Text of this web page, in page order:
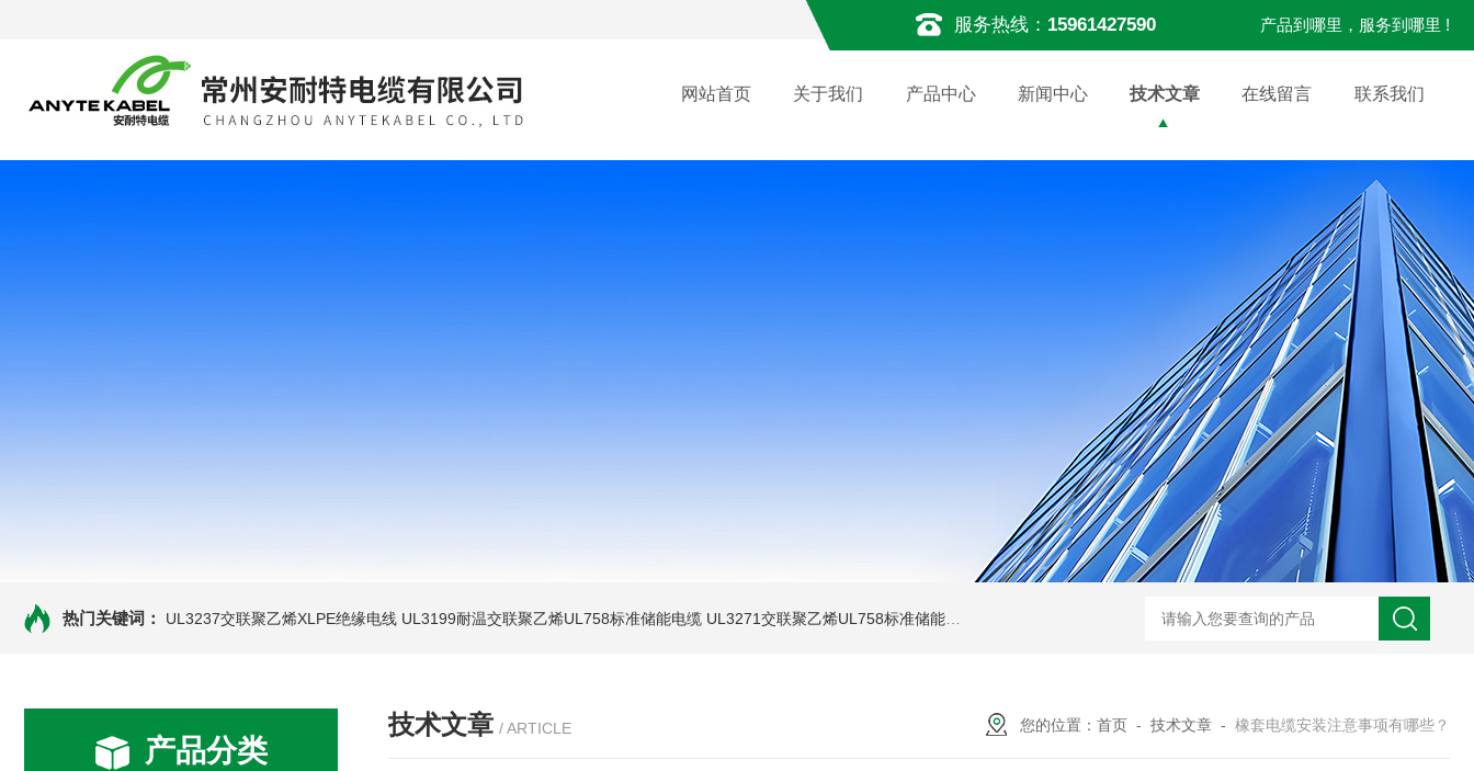
服务热线： 15961427590 产品到哪里，服务到哪里 !
网站首页 关于我们 产品中心 新闻中心 技术文章 在线留言 联系我们
热门关键词： UL3237交联聚乙烯XLPE绝缘电线 UL3199耐温交联聚乙烯UL758标准储能电缆 UL3271交联聚乙烯UL758标准储能电缆 UL758标准UL3320交联聚乙烯储能电缆 H05VVC4V5-K多芯屏蔽耐油电
产品分类
技术文章 / ARTICLE 您的位置： 首页 - 技术文章 - 橡套电缆安装注意事项有哪些？